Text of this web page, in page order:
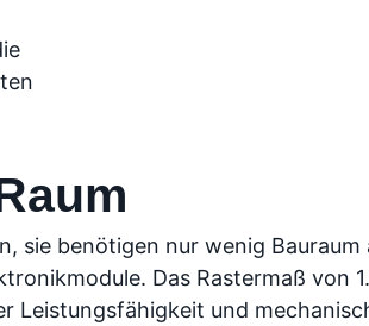
sie benötigen nur wenig
Das Rastermaß von
Leistungsfähigkeit und